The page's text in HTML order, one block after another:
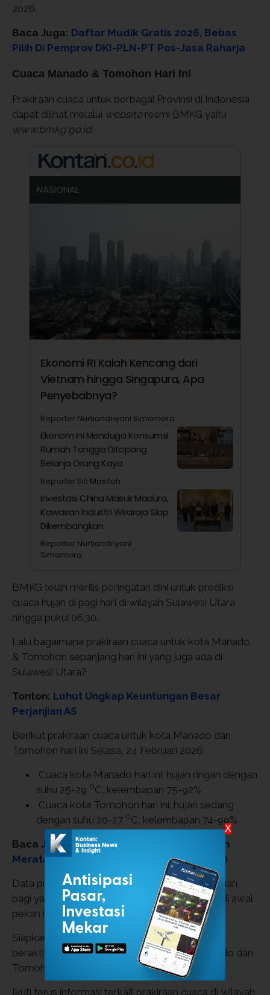
2026.
Baca Juga: Daftar Mudik Gratis 2026, Bebas
Pilih Di Pemprov DKI-PLN-PT Pos-Jasa Raharja
Cuaca Manado & Tomohon Hari Ini
Prakiraan cuaca untuk berbagai Provinsi di Indonesia
dapat dilihat melalui website resmi BMKG yaitu
www.bmkg.go.id.
NASIONAL
Ekonomi RI Kalah Kencang dari
Vietnam hingga Singapura, Apa
Penyebabnya?
Reporter Nurtiandriyani Simamora
Ekonom Ini Menduga Konsumsi
Rumah Tangga Ditopang
Belanja Orang Kaya
Reporter Siti Masitoh
Investasi China Masuk Madura,
Kawasan Industri Wiraraja Siap
Dikembangkan
Reporter Nurtiandriyani
Simamora
BMKG telah merilis peringatan dini untuk prediksi
cuaca hujan di pagi hari di wilayah Sulawesi Utara
hingga pukul 06.30.
Lalu bagaimana prakiraan cuaca untuk kota Manado
& Tomohon sepanjang hari ini yang juga ada di
Sulawesi Utara?
Tonton: Luhut Ungkap Keuntungan Besar
Perjanjian AS
Berikut prakiraan cuaca untuk kota Manado dan
Tomohon hari ini Selasa, 24 Februari 2026:
Cuaca kota Manado hari ini: hujan ringan dengan
suhu 25-29 0C, kelembapan 75-92%
Cuaca kota Tomohon hari ini: hujan sedang
dengan suhu 20-27 0C, kelembapan 74-99%
Baca Juga:
Fenomena Cuaca Kaltim: Hujan
Merata di IKN dan 9 Wilayah Hari Ini (24/2)
Data prakiraan cuaca di atas dapat menjadi acuan
bagi yang sedang merencanakan aktivitasnya di awal
pekan ini.
Siapkan payung atau jas hujan bagi yang akan
beraktivitas di luar ruangan untuk warga Manado dan
Tomohon hari ini.
Ikuti terus informasi terkait prakiraan cuaca di wilayah
X